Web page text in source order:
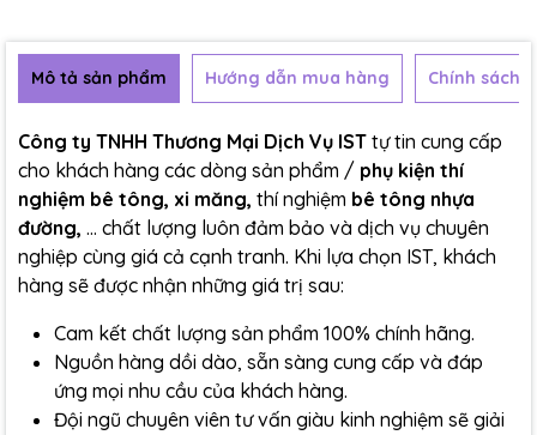
Mô tả sản phẩm Hướng dẫn mua hàng Chính sách
Công ty TNHH Thương Mại Dịch Vụ IST tự tin cung cấp
cho khách hàng các dòng sản phẩm / phụ kiện thí
nghiệm bê tông, xi măng, thí nghiệm bê tông nhựa
đường, ... chất lượng luôn đảm bảo và dịch vụ chuyên
nghiệp cùng giá cả cạnh tranh. Khi lựa chọn IST, khách
hàng sẽ được nhận những giá trị sau:
Cam kết chất lượng sản phẩm 100% chính hãng.
Nguồn hàng dồi dào, sẵn sàng cung cấp và đáp
ứng mọi nhu cầu của khách hàng.
Đội ngũ chuyên viên tư vấn giàu kinh nghiệm sẽ giải